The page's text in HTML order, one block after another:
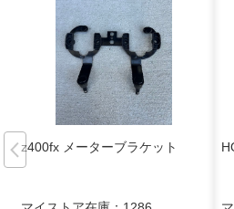
z400fx メーターブラケット